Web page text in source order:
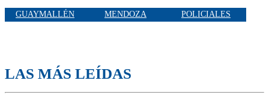
GUAYMALLÉN MENDOZA POLICIALES
LAS MÁS LEÍDAS